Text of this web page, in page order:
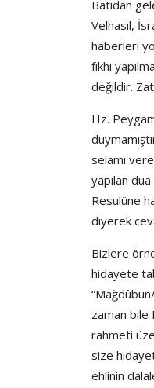
Batıdan
Velhasıl,
haberleri
fıkhı
değildir.
Hz.
selamı
yapılan
Resulüne
diyerek
Bizlere
hidayete
zaman bile
rahmeti
size
ehlinin